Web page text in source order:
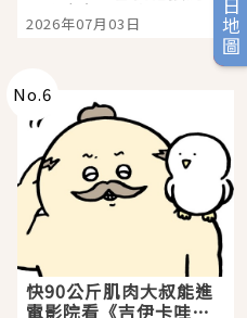
大都市餐廳，打造專屬
美食體驗！
2026年07月03日
No.6
快90公斤肌肉大叔能進
電影院看《吉伊卡哇》